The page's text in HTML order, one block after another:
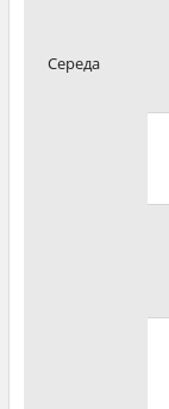
Середа